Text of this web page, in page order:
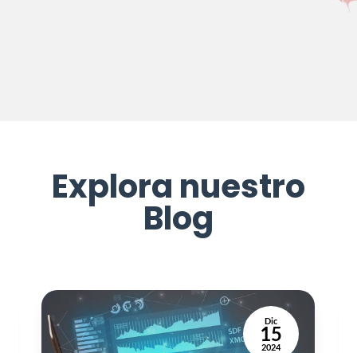
Explora nuestro
Blog
Dic
15
2024